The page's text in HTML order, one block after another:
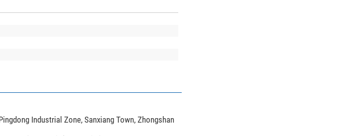
Industrial Zone, Sanxiang Town, Zhongshan